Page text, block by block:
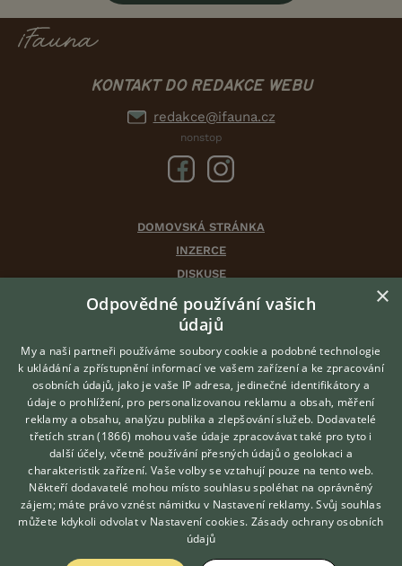
KONTAKT DO REDAKCE WEBU
redakce@ifauna.cz
nonstop
DOMOVSKÁ STRÁNKA
INZERCE
DISKUSE
ČLÁNKY
CHOVATELSKÉ STANICE
VÝBĚR VHODNÉHO PLEMENE
O nás
Kontakt
Možnosti zvýraznění inzerátů
Podmínky užití
Zpracování osobních údajů
Přihlášení
Hledáte zvířecího kamaráda?
Zdarma vám poradí
VETERINÁŘ ONLINE
KONZULTOVAT S
VETERINÁŘEM
×
Odpovědné používání vašich
údajů
My a naši partneři používáme soubory cookie a podobné technologie
k ukládání a zpřístupnění informací ve vašem zařízení a ke zpracování
osobních údajů, jako je vaše IP adresa, jedinečné identifikátory a
údaje o prohlížení, pro personalizovanou reklamu a obsah, měření
reklamy a obsahu, analýzu publika a zlepšování služeb. Dodavatelé
třetích stran (1866) mohou vaše údaje zpracovávat také pro tyto i
další účely, včetně používání přesných údajů o geolokaci a
charakteristik zařízení. Vaše volby se vztahují pouze na tento web.
Někteří dodavatelé mohou místo souhlasu spoléhat na oprávněný
zájem; máte právo vznést námitku v Nastavení reklamy. Svůj souhlas
můžete kdykoli odvolat v Nastavení cookies. Zásady ochrany osobních
údajů